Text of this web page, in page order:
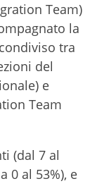
Team)
la
tra
del
e
Team
(dal 7 al
0 al 53%), e